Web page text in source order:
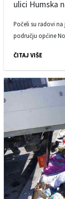
ulici Humska
Počeli su radovi
području općine
ČITAJ VIŠE